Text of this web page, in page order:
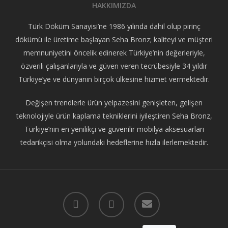
HAKKIMIZDA
Türk Döküm Sanayisi’ne 1986 yılında dahil olup pirinç
dökümü ile üretime başlayan Seha Bronz; kaliteyi ve müşteri
memnuniyetini öncelik edinerek Türkiye’nin değerleriyle,
özverili çalışanlarıyla ve güven veren tecrübesiyle 34 yıldır
Türkiye’ye ve dünyanın birçok ülkesine hizmet vermektedir.
Değişen trendlerle ürün yelpazesini genişleten, gelişen
teknolojiyle ürün kaplama tekniklerini iyileştiren Seha Bronz,
Türkiye’nin en yenilikçi ve güvenilir mobilya aksesuarları
tedarikçisi olma yolundaki hedeflerine hızla ilerlemektedir.
facebook instagram email